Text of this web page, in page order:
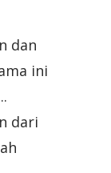
dan
ini
dari